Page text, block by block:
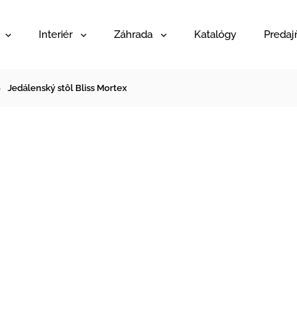
Interiér Záhrada Katalógy
Jedálenský stôl Bliss Mortex